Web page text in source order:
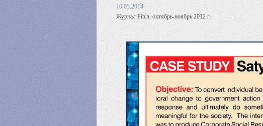
10.03.2014
Журнал Pitch, октябрь-ноябрь 2012 г.